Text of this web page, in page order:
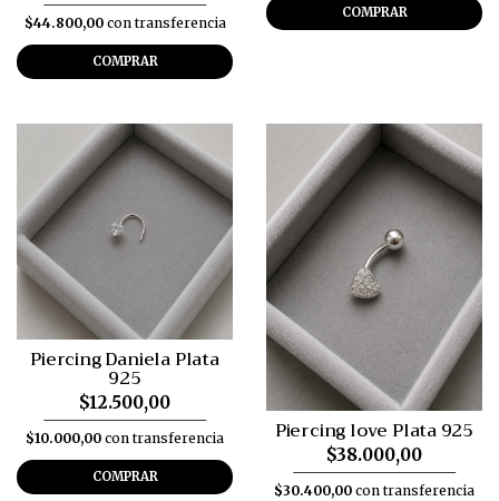
$44.800,00con transferencia
COMPRAR
COMPRAR
Piercing Daniela Plata
925
$12.500,00
$10.000,00 con transferencia
COMPRAR
Piercing love Plata 925
$38.000,00
$30.400,00 con transferencia